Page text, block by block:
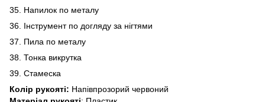
35. Напилок по металу
36. Інструмент по догляду за нігтями
37. Пила по металу
38. Тонка викрутка
39. Стамеска
Колір рукояті: Напівпрозорий червоний